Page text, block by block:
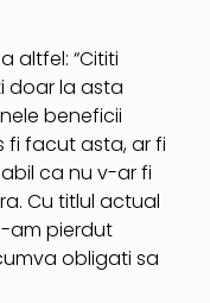
altfel: “Cititi
doar la asta
beneficii
fi facut asta, ar fi
ca nu v-ar fi
Cu titlul actual
am pierdut
obligati sa